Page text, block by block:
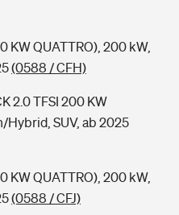
KW QUATTRO), 200 kW,
(0588 / CFH)
2.0 TFSI 200 KW
Hybrid, SUV, ab 2025
KW QUATTRO), 200 kW,
(0588 / CFJ)